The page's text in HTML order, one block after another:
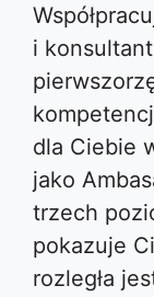
i
dla Ciebie
jako
trzech
pokazuje
rozległa